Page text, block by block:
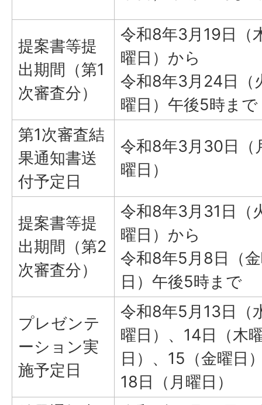
提案書等提
出期間（第1
次審査分）
令和8年3月19日（
曜日）から
令和8年3月24日（
曜日）午後5時まで
第1次審査結
果通知書送
付予定日
令和8年3月30日（
曜日）
提案書等提
出期間（第2
次審査分）
令和8年3月31日（
曜日）から
令和8年5月8日（
日）午後5時まで
プレゼンテ
ーション実
施予定日
令和8年5月13日（
曜日）、14日（木
日）、15（金曜日
18日（月曜日）